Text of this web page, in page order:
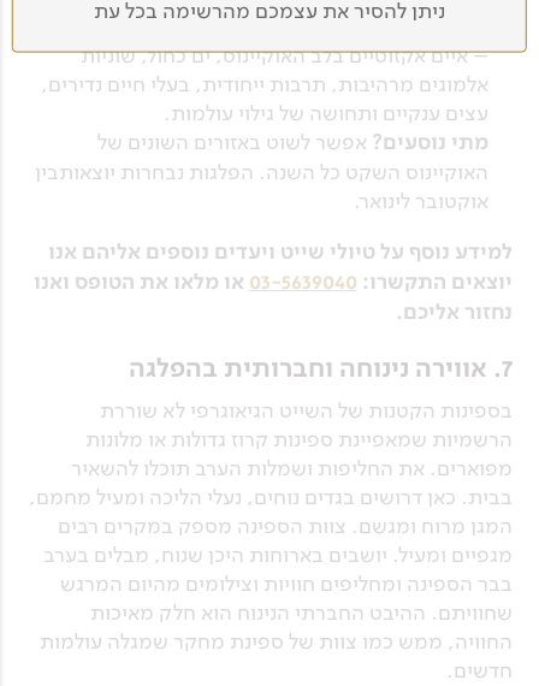
באוקיינוס השקט זה אחד מטיולי השייט המרתקים שיש
– איים אקזוטיים בלב האוקיינוס, ים כחול, שוניות
אלמוגים מרהיבות, תרבות ייחודית, בעלי חיים נדירים,
עצים ענקיים ותחושה של גילוי עולמות.
מתי נוסעים? אפשר לשוט באזורים השונים של
האוקיינוס השקט כל השנה. הפלגות נבחרות יוצאותבין
אוקטובר לינואר.
למידע נוסף על טיולי שייט ויעדים נוספים אליהם אנו
יוצאים התקשרו: 03-5639040 או מלאו את הטופס ואנו
נחזור אליכם.
7. אווירה נינוחה וחברותית בהפלגה
בספינות הקטנות של השייט הגיאוגרפי לא שוררת
הרשמיות שמאפיינת ספינות קרוז גדולות או מלונות
מפוארים. את החליפות ושמלות הערב תוכלו להשאיר
בבית. כאן דרושים בגדים נוחים, נעלי הליכה ומעיל מחמם,
המגן מרוח ומגשם. צוות הספינה מספק במקרים רבים
מגפיים ומעיל. יושבים בארוחות היכן שנוח, מבלים בערב
בבר הספינה ומחליפים חוויות וצילומים מהיום המרגש
שחוויתם. ההיבט החברתי הנינוח הוא חלק מאיכות
החוויה, ממש כמו צוות של ספינת מחקר שמגלה עולמות
חדשים.
ניתן להסיר את עצמכם מהרשימה בכל עת